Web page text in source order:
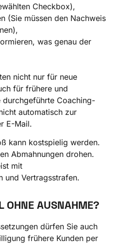
Checkbox),
(Sie müssen den Nachweis
was genau der
nicht nur für neue
für frühere und
durchgeführte Coaching-
automatisch zur
E-Mail.
kann kostspielig werden.
Abmahnungen drohen.
mit
und Vertragsstrafen.
OHNE AUSNAHME?
dürfen Sie auch
frühere Kunden per